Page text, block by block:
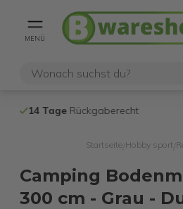
MENÜ
14 Tage Rückgaberecht
Startseite/ Hobby sport
Camping
300 cm - Grau -